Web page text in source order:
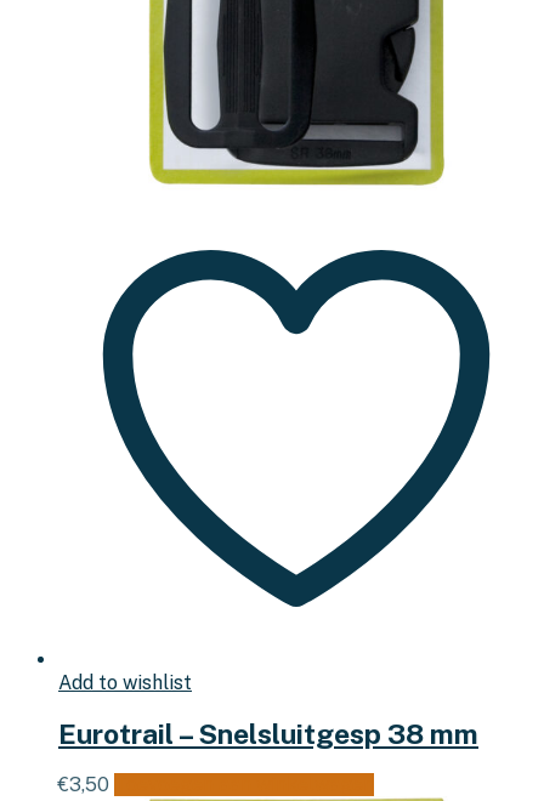
Add to wishlist
Eurotrail – Snelsluitgesp 38 mm
€3,50